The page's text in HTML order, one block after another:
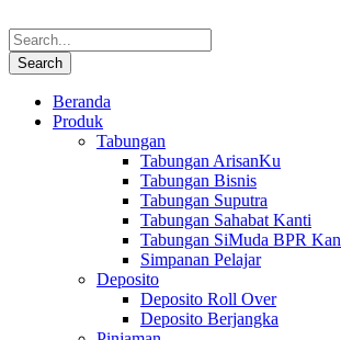
Beranda
Produk
Tabungan
Tabungan ArisanKu
Tabungan Bisnis
Tabungan Suputra
Tabungan Sahabat Kanti
Tabungan SiMuda BPR
Simpanan Pelajar
Deposito
Deposito Roll Over
Deposito Berjangka